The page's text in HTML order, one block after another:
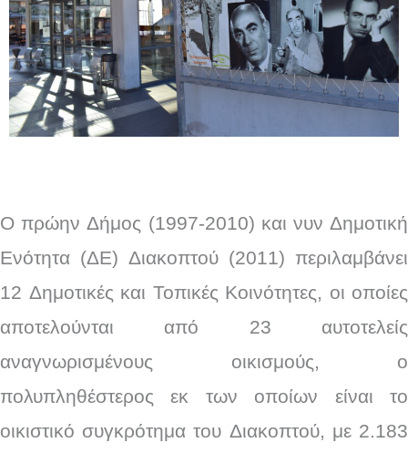
Ο πρώην Δήμος (1997-2010) και νυν Δημοτική
Ενότητα (ΔΕ) Διακοπτού (2011) περιλαμβάνει
12 Δημοτικές και Τοπικές Κοινότητες, οι οποίες
αποτελούνται από 23 αυτοτελείς
αναγνωρισμένους οικισμούς, ο
πολυπληθέστερος εκ των οποίων είναι το
οικιστικό συγκρότημα του Διακοπτού, με 2.183